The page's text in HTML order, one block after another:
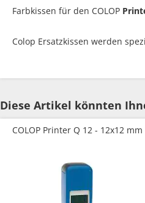
springen
Farbkissen für den COLOP
Colop Ersatzkissen werden
Diese Artikel könnten
COLOP Printer Q 12 - 12x12 mm